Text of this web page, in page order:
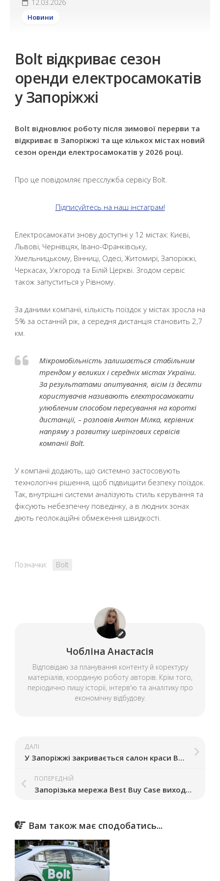
12.03.2026
Новини
Bolt відкриває сезон
оренди електросамокатів
у Запоріжжі
Bolt відновлює роботу після зимової перерви та
відкриває в Запоріжжі та ще кількох містах новий
сезон оренди електросамокатів у 2026 році.
Про це повідомляє пресслужба сервісу Bolt.
Підписуйтесь на наш інстаграм!
Електросамокати знову доступні у 12 містах: Києві,
Львові, Чернівцях, Івано-Франківську,
Хмельницькому, Вінниці, Одесі, Житомирі, Запоріжжі,
Черкасах, Ужгороді та Білій Церкві. Згодом сервіс
також запуститься у Рівному.
За даними компанії, кількість поїздок у містах зросла на
5% за останній рік, а середня дистанція становить 2,7
км.
Мікромобільність залишається стабільним
трендом у великих і середніх містах України.
За результатами опитування, вісім із десяти
користувачів називають електросамокати
улюбленим способом пересування на короткі
дистанції, – розповів Антон Мілка, керівник
напряму з розвитку шерінгових сервісів
компанії Bolt.
У компанії додають, що системно застосовують
технологічні рішення, щоб підвищити безпеку поїздок.
Так, внутрішні системи аналізують стиль керування та
фіксують небезпечну поведінку, а в людних зонах
діють геолокаційні обмеження швидкості.
Позначки: Bolt
Чобліна Анастасія
Відповідаю за планування контенту й коректуру
матеріалів, координую роботу авторів. Крім того,
періодично пишу історії, інтерв'ю та аналітику про
економічну відбудову.
ДАЛІ
У Запоріжжі закривається салон краси Begoody
ПОПЕРЕДНІЙ
Запорізька мережа Best Buy Case виходить на ринок Луцька
Вам також має сподобатись...